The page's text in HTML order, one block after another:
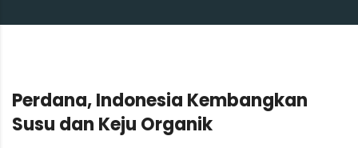
Perdana, Indonesia Kembangkan
Susu dan Keju Organik